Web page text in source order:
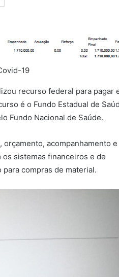
19
recurso federal para pagar
é o Fundo Estadual de
Fundo Nacional de Saúde.
orçamento, acompanhamento e
sistemas financeiros e de
compras de material.